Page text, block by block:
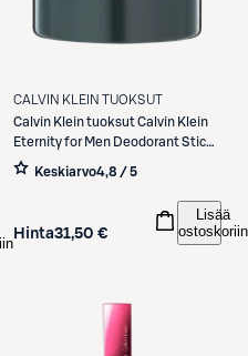
CALVIN KLEIN TUOKSUT
Calvin Klein tuoksutCalvin Klein
Eternity for Men Deodorant Stick
deodorantti 75 g
Keskiarvo4,8 / 5
Hinta31,50 €
Lisää
ostoskoriin